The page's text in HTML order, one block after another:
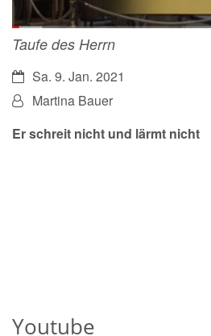
Taufe des Herrn
Datum:Sa. 9. Jan. 2021
Von:Martina Bauer
Er schreit nicht und lärmt nicht
Youtube